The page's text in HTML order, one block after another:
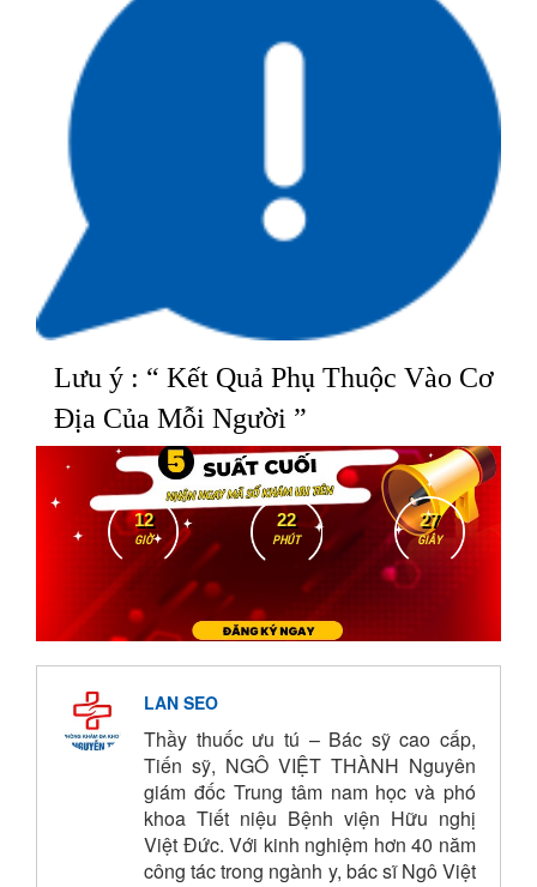
Lưu ý : “ Kết Quả Phụ Thuộc Vào Cơ
Địa Của Mỗi Người ”
12
GIỜ
22
PHÚT
26
GIÂY
LAN SEO
Thầy thuốc ưu tú – Bác sỹ cao cấp,
Tiến sỹ, NGÔ VIỆT THÀNH Nguyên
giám đốc Trung tâm nam học và phó
khoa Tiết niệu Bệnh viện Hữu nghị
Việt Đức. Với kinh nghiệm hơn 40 năm
công tác trong ngành y, bác sĩ Ngô Việt